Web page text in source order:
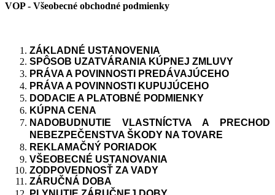
VOP - Všeobecné obchodné podmienky
ZÁ KLADN É USTANOVENIA
SPÔSOB UZATVÁ RANIA KÚ PNEJ ZMLUVY
PRÁVA A POVINNOSTI PREDÁVAJÚCEHO
PRÁVA A POVINNOSTI KUPUJÚCEHO
DODACIE A PLATOBN É PODMIENKY
KÚ PNA CENA
NADOBUDNUTIE
VLASTN CTVA A
PRECHOD
NEBEZPEČENSTVA Š KODY NA TOVARE
REKLAMAČNÝ PORIADOK
VŠ EOBECN É USTANOVANIA
ZODPOVEDNOSŤ ZA VADY
ZÁ RUČNÁ DOBA